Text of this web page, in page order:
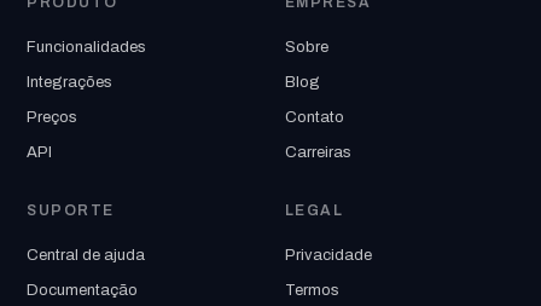
Funcionalidades
Integrações
Preços
API
Sobre
Blog
Contato
Carreiras
SUPORTE
Central de ajuda
Documentação
LEGAL
Privacidade
Termos